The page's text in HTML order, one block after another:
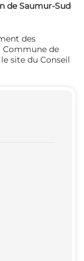
de Saumur-Sud
des
Commune de
site du Conseil